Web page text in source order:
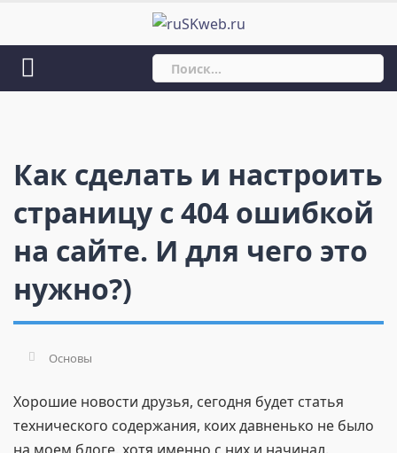
content
Найти:
Как сделать и настроить
страницу с 404 ошибкой
на сайте. И для чего это
нужно?)
Основы
Хорошие новости друзья, сегодня будет статья
технического содержания, коих давненько не было